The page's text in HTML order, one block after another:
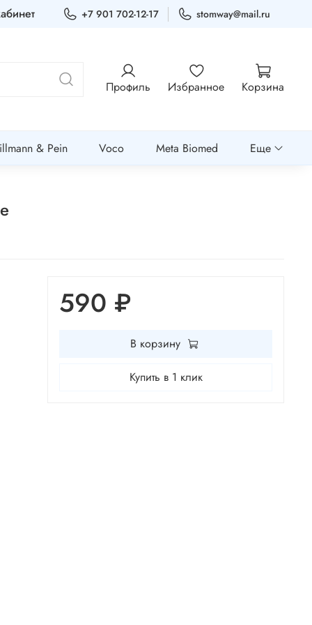
+7 901 702-12-17 stomway@mail.ru
Профиль Избранное Корзина
& Pein Voco Meta Biomed Еще
590 ₽
В корзину
Купить в 1 клик